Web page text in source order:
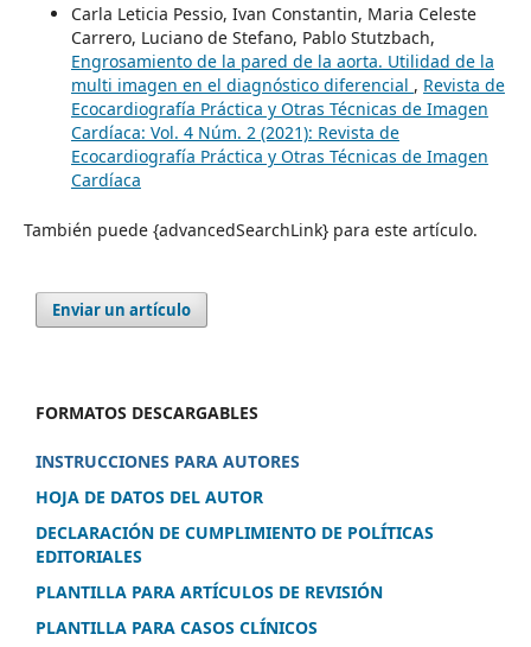
Carla Leticia Pessio, Ivan Constantin, Maria Celeste
Carrero, Luciano de Stefano, Pablo Stutzbach,
Engrosamiento de la pared de la aorta. Utilidad de la
multi imagen en el diagnóstico diferencial , Revista de
Ecocardiografía Práctica y Otras Técnicas de Imagen
Cardíaca: Vol. 4 Núm. 2 (2021): Revista de
Ecocardiografía Práctica y Otras Técnicas de Imagen
Cardíaca
También puede {advancedSearchLink} para este artículo.
Enviar un artículo
FORMATOS DESCARGABLES
INSTRUCCIONES PARA AUTORES
HOJA DE DATOS DEL AUTOR
DECLARACIÓN DE CUMPLIMIENTO DE POLÍTICAS
EDITORIALES
PLANTILLA PARA ARTÍCULOS DE REVISIÓN
PLANTILLA PARA CASOS CLÍNICOS